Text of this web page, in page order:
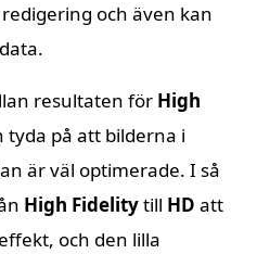
och även kan
resultaten för High
tyda på att bilderna i
är väl optimerade. I så
High Fidelitytill HD att
och den lilla